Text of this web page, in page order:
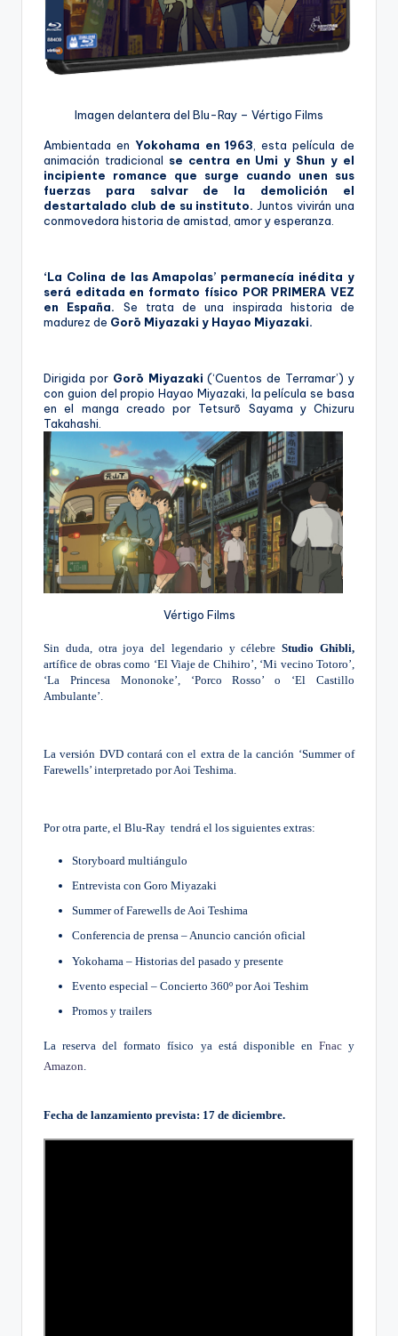
Imagen delantera del Blu-Ray – Vértigo Films
Ambientada en Yokohama en 1963 , esta película de
animación tradicional se centra en Umi y Shun y el
incipiente romance que surge cuando unen sus
fuerzas para salvar de la demolición el
destartalado club de su instituto. Juntos vivirán una
conmovedora historia de amistad, amor y esperanza.
‘La Colina de las Amapolas’ permanecía inédita y
será editada en formato físico POR PRIMERA VEZ
en España. Se trata de una inspirada historia de
madurez de Gorō Miyazaki y Hayao Miyazaki.
Dirigida por Gorō Miyazaki (‘Cuentos de Terramar’) y
con guion del propio Hayao Miyazaki, la película se basa
en el manga creado por Tetsurō Sayama y Chizuru
Takahashi.
Vértigo Films
Sin duda, otra joya del legendario y célebre
artífice de obras como ‘El Viaje de Chihiro’, ‘Mi vecino Totoro’,
‘La Princesa Mononoke’, ‘Porco Rosso’ o ‘El Castillo
Ambulante’.
La versión DVD contará con el extra de la canción ‘Summer of
Farewells’ interpretado por Aoi Teshima.
Por otra parte, el Blu-Ray  tendrá el los siguientes extras:
Storyboard multiángulo
Entrevista con Goro Miyazaki
Summer of Farewells de Aoi Teshima
Conferencia de prensa – Anuncio canción oficial
Yokohama – Historias del pasado y presente
Evento especial – Concierto 360º por Aoi Teshim
Promos y trailers
La reserva del formato físico ya está disponible en Fnacy
Amazon
Fecha de lanzamiento prevista: 17 de diciembre.